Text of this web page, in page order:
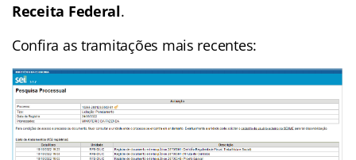
Receita Federal.
Confira as tramitações mais recentes: